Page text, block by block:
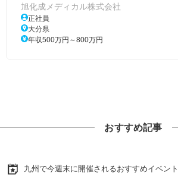
旭化成メディカル株式会社
正社員
大分県
年収500万円～800万円
おすすめ記事
九州で今週末に開催されるおすすめイベン